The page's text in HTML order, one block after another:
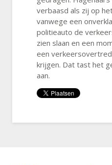
verbaasd als zij op
vanwege een
politieauto de
zien slaan en een
een
krijgen. Dat tast het
aan.